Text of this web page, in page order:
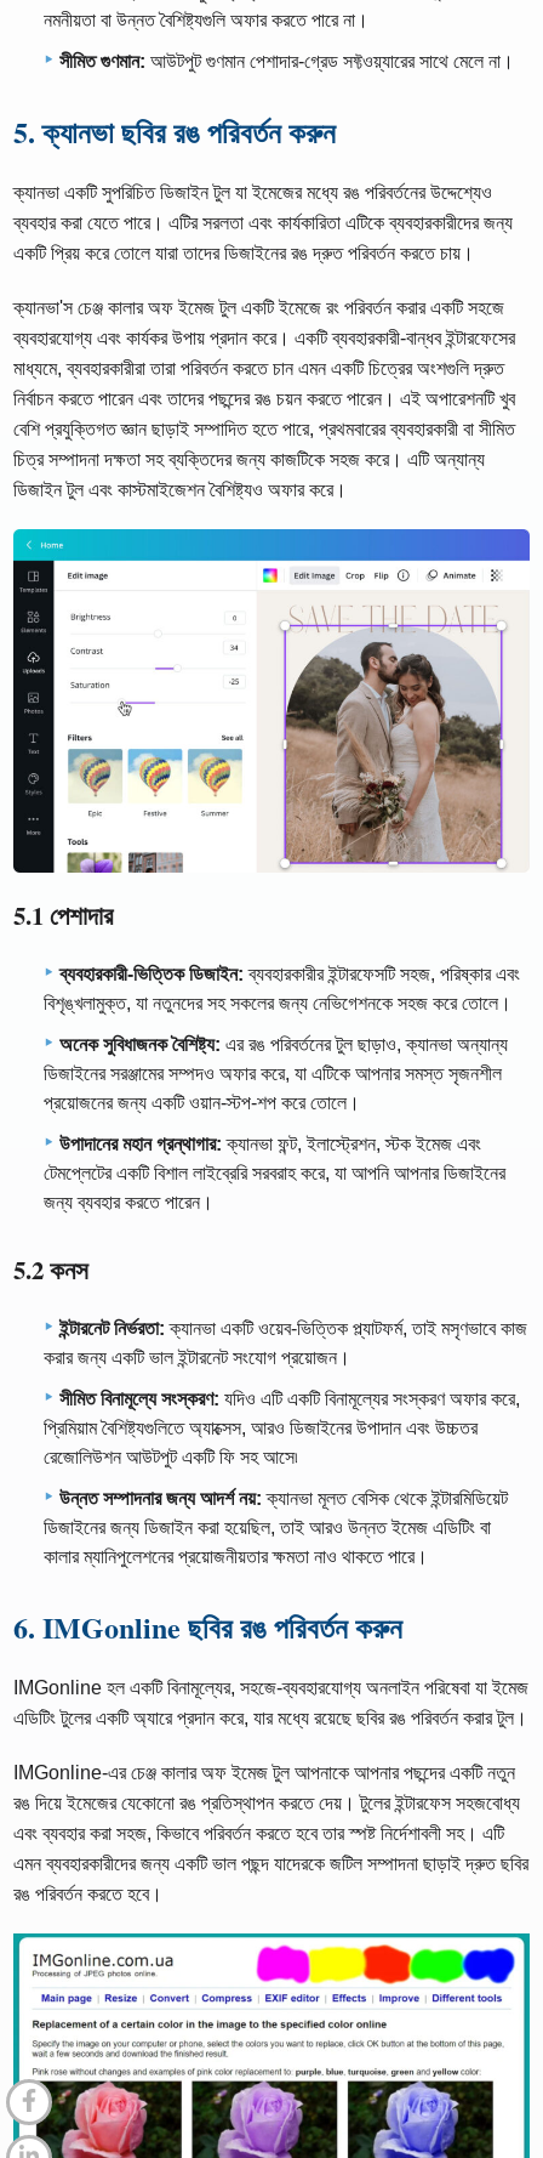
নমনীয়তা বা উন্নত বৈশিষ্ট্যগুলি অফার করতে পারে না।
সীমিত গুণমান: আউটপুট গুণমান পেশাদার-গ্রেড সফ্টওয়্যারের সাথে মেলে না।
5. ক্যানভা ছবির রঙ পরিবর্তন করুন
ক্যানভা একটি সুপরিচিত ডিজাইন টুল যা ইমেজের মধ্যে রঙ পরিবর্তনের উদ্দেশ্যেও
ব্যবহার করা যেতে পারে। এটির সরলতা এবং কার্যকারিতা এটিকে ব্যবহারকারীদের জন্য
একটি প্রিয় করে তোলে যারা তাদের ডিজাইনের রঙ দ্রুত পরিবর্তন করতে চায়।
ক্যানভা'স চেঞ্জ কালার অফ ইমেজ টুল একটি ইমেজে রং পরিবর্তন করার একটি সহজে
ব্যবহারযোগ্য এবং কার্যকর উপায় প্রদান করে। একটি ব্যবহারকারী-বান্ধব ইন্টারফেসের
মাধ্যমে, ব্যবহারকারীরা তারা পরিবর্তন করতে চান এমন একটি চিত্রের অংশগুলি দ্রুত
নির্বাচন করতে পারেন এবং তাদের পছন্দের রঙ চয়ন করতে পারেন। এই অপারেশনটি খুব
বেশি প্রযুক্তিগত জ্ঞান ছাড়াই সম্পাদিত হতে পারে, প্রথমবারের ব্যবহারকারী বা সীমিত
চিত্র সম্পাদনা দক্ষতা সহ ব্যক্তিদের জন্য কাজটিকে সহজ করে। এটি অন্যান্য
ডিজাইন টুল এবং কাস্টমাইজেশন বৈশিষ্ট্যও অফার করে।
5.1 পেশাদার
ব্যবহারকারী-ভিত্তিক ডিজাইন: ব্যবহারকারীর ইন্টারফেসটি সহজ, পরিষ্কার এবং
বিশৃঙ্খলামুক্ত, যা নতুনদের সহ সকলের জন্য নেভিগেশনকে সহজ করে তোলে।
অনেক সুবিধাজনক বৈশিষ্ট্য: এর রঙ পরিবর্তনের টুল ছাড়াও, ক্যানভা অন্যান্য
ডিজাইনের সরঞ্জামের সম্পদও অফার করে, যা এটিকে আপনার সমস্ত সৃজনশীল
প্রয়োজনের জন্য একটি ওয়ান-স্টপ-শপ করে তোলে।
উপাদানের মহান গ্রন্থাগার: ক্যানভা ফন্ট, ইলাস্ট্রেশন, স্টক ইমেজ এবং
টেমপ্লেটের একটি বিশাল লাইব্রেরি সরবরাহ করে, যা আপনি আপনার ডিজাইনের
জন্য ব্যবহার করতে পারেন।
5.2 কনস
ইন্টারনেট নির্ভরতা: ক্যানভা একটি ওয়েব-ভিত্তিক প্ল্যাটফর্ম, তাই মসৃণভাবে কাজ
করার জন্য একটি ভাল ইন্টারনেট সংযোগ প্রয়োজন।
সীমিত বিনামূল্যে সংস্করণ: যদিও এটি একটি বিনামূল্যের সংস্করণ অফার করে,
প্রিমিয়াম বৈশিষ্ট্যগুলিতে অ্যাক্সেস, আরও ডিজাইনের উপাদান এবং উচ্চতর
রেজোলিউশন আউটপুট একটি ফি সহ আসে৷
উন্নত সম্পাদনার জন্য আদর্শ নয়: ক্যানভা মূলত বেসিক থেকে ইন্টারমিডিয়েট
ডিজাইনের জন্য ডিজাইন করা হয়েছিল, তাই আরও উন্নত ইমেজ এডিটিং বা
কালার ম্যানিপুলেশনের প্রয়োজনীয়তার ক্ষমতা নাও থাকতে পারে।
6. IMGonline ছবির রঙ পরিবর্তন করুন
IMGonline হল একটি বিনামূল্যের, সহজে-ব্যবহারযোগ্য অনলাইন পরিষেবা যা ইমেজ
এডিটিং টুলের একটি অ্যারে প্রদান করে, যার মধ্যে রয়েছে ছবির রঙ পরিবর্তন করার টুল।
IMGonline-এর চেঞ্জ কালার অফ ইমেজ টুল আপনাকে আপনার পছন্দের একটি নতুন
রঙ দিয়ে ইমেজের যেকোনো রঙ প্রতিস্থাপন করতে দেয়। টুলের ইন্টারফেস সহজবোধ্য
এবং ব্যবহার করা সহজ, কিভাবে পরিবর্তন করতে হবে তার স্পষ্ট নির্দেশাবলী সহ। এটি
এমন ব্যবহারকারীদের জন্য একটি ভাল পছন্দ যাদেরকে জটিল সম্পাদনা ছাড়াই দ্রুত ছবির
রঙ পরিবর্তন করতে হবে।